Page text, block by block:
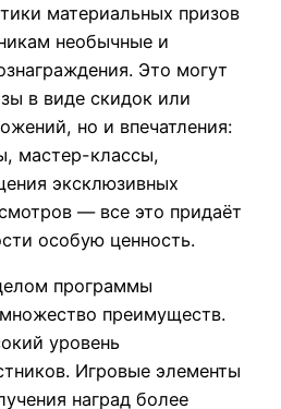
материальных призов
необычные и
Это могут
в виде скидок или
но и впечатления:
мастер-классы,
эксклюзивных
— все это придаёт
особую ценность.
программы
преимуществ.
уровень
Игровые элементы
наград более